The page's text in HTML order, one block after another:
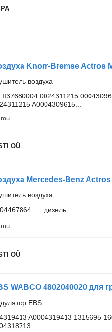
воздуха
II37680004 0024311215
A0004309615...
OÜ
воздуха
дизель
OÜ
WABCO 4802040020 для
EBS
A0004319413 1315695